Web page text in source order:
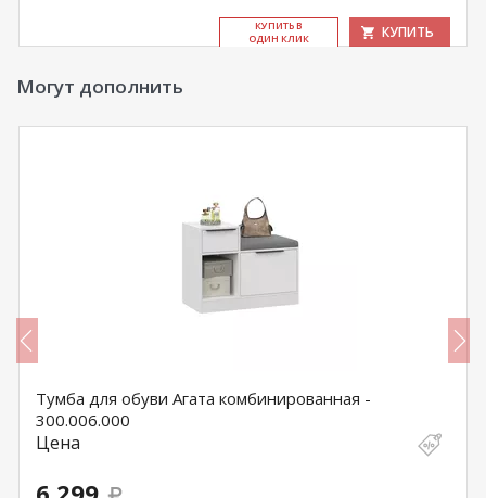
КУ­ПИТЬ В
ОДИН КЛИК
КУПИТЬ
Могут дополнить
Тумба для обуви Агата комбинированная -
300.006.000
Цена